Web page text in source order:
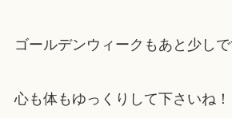
ゴールデンウィークもあと少しで
心も体もゆっくりして下さいね！